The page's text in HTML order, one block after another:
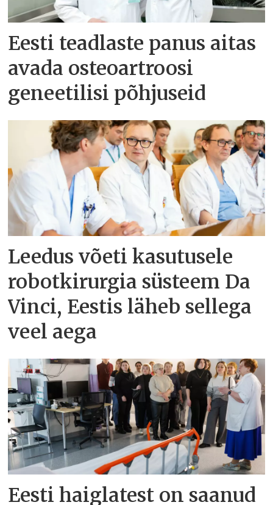
Eesti teadlaste panus aitas
avada osteoartroosi
geneetilisi põhjuseid
Leedus võeti kasutusele
robotkirurgia süsteem Da
Vinci, Eestis läheb sellega
veel aega
Eesti haiglatest on saanud